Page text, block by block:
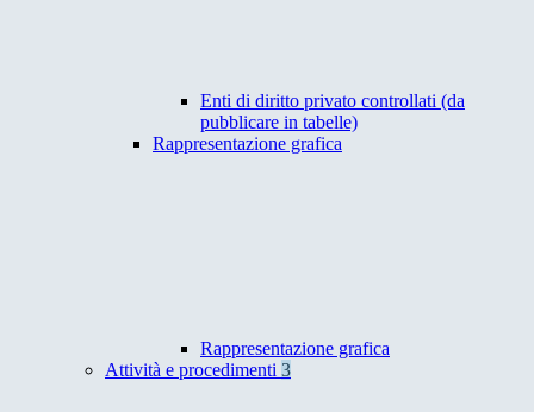
Enti di diritto privato controllati (da
pubblicare in tabelle)
Rappresentazione grafica
Rappresentazione grafica
Attività e procedimenti 3